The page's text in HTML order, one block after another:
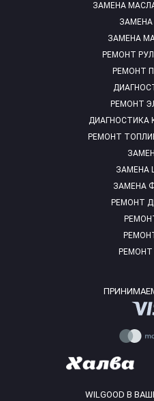
ЗАМЕНА
ЗАМЕНА
ЗАМЕНА
РЕМОНТ
РЕМОНТ
РЕМОНТ
ДИАГНОСТИКА
РЕМОНТ
ЗАМЕНА
ЗАМЕНА
РЕМОНТ
РЕМОНТ
WILGOOD В